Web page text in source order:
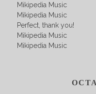
Mikipedia Music
Mikipedia Music
Perfect, thank you!
Mikipedia Music
Mikipedia Music